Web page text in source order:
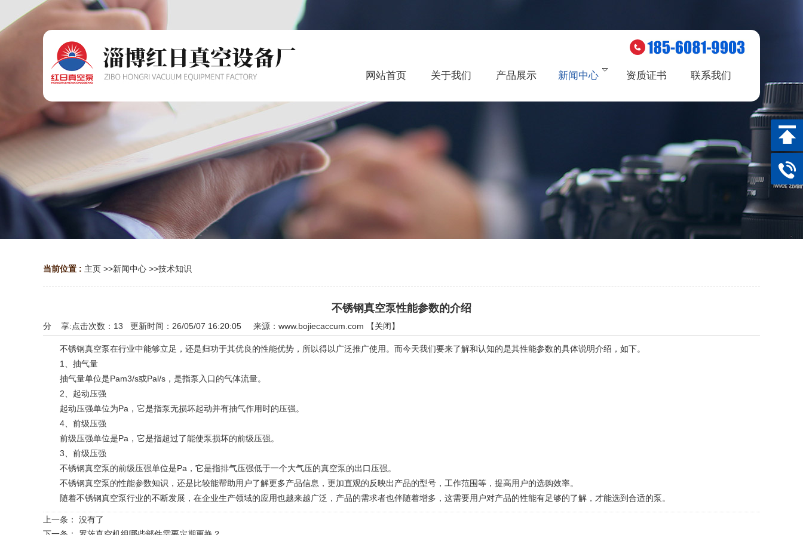
网站首页 关于我们 产品展示 新闻中心 资质证书 联系我们
当前位置 : 主页 >>新闻中心 >>技术知识
不锈钢真空泵性能参数的介绍
点击次数： 13 更新时间：26/05/07 16:20:05 来源： www.bojiecaccum.com 【关闭】
分 享:
不锈钢真空泵在行业中能够立足，还是归功于其优良的性能优势，所以得以广泛推广使用。而今天我们要来了解和认知的是其性能参数的具体说明介绍，如下。
1、抽气量
抽气量单位是Pam3/s或Pal/s，是指泵入口的气体流量。
2、起动压强
起动压强单位为Pa，它是指泵无损坏起动并有抽气作用时的压强。
4、前级压强
前级压强单位是Pa，它是指超过了能使泵损坏的前级压强。
3、前级压强
不锈钢真空泵的前级压强单位是Pa，它是指排气压强低于一个大气压的真空泵的出口压强。
不锈钢真空泵的性能参数知识，还是比较能帮助用户了解更多产品信息，更加直观的反映出产品的型号，工作范围等，提高用户的选购效率。
随着不锈钢真空泵行业的不断发展，在企业生产领域的应用也越来越广泛，产品的需求者也伴随着增多，这需要用户对产品的性能有足够的了解，才能选到合适的泵。
上一条： 没有了